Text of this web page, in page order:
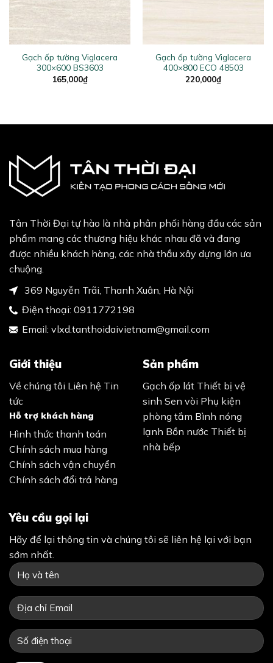
Gạch ốp tường Viglacera
300×600 BS3603
165,000₫
Gạch ốp tường Viglacera
400×800 ECO 48503
220,000₫
Tân Thời Đại tự hào là nhà phân phối hàng đầu các sản
phẩm mang các thương hiệu khác nhau đã và đang
được nhiều khách hàng, các nhà thầu xây dựng lớn ưa
chuộng.
369 Nguyễn Trãi, Thanh Xuân, Hà Nội
Điện thoại: 0911772198
Email: vlxd.tanthoidaivietnam@gmail.com
Giới thiệu
Về chúng tôi Liên hệ Tin
tức
Hỗ trợ khách hàng
Hình thức thanh toán
Chính sách mua hàng
Chính sách vận chuyển
Chính sách đổi trả hàng
Sản phẩm
Gạch ốp lát Thiết bị vệ
sinh Sen vòi Phụ kiện
phòng tắm Bình nóng
lạnh Bồn nước Thiết bị
nhà bếp
Yêu cầu gọi lại
Hãy để lại thông tin và chúng tôi sẽ liên hệ lại với bạn
sớm nhất.